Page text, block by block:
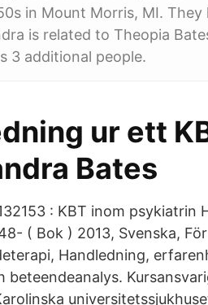
in Mount Morris, MI. They
is related to Theopia
3 additional people.
ur ett
Bates
: KBT inom psykiatrin
( Bok ) 2013, Svenska,
Handledning,